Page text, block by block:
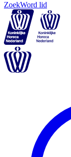
ZoekWord lid